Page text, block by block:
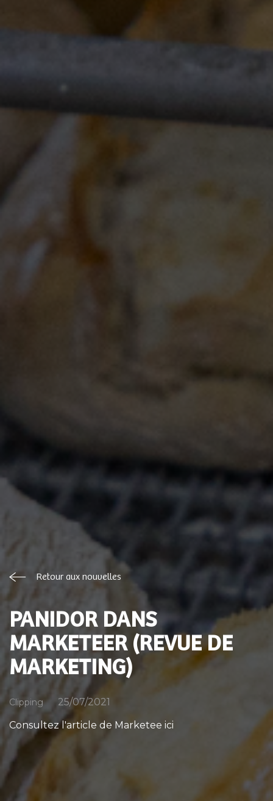
Retour aux nouvelles
PANIDOR DANS
MARKETEER (REVUE DE
MARKETING)
Clipping
25/07/2021
Consultez l'article de Marketee ici